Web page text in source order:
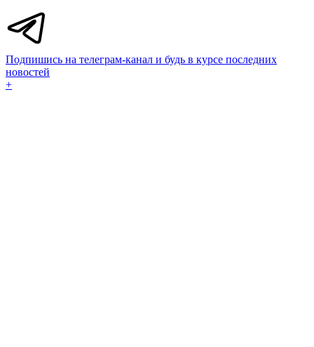
Подпишись на телеграм-канал и будь в курсе последних
новостей
+